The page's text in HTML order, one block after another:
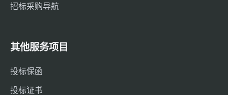
招标采购导航
其他服务项目
投标保函
投标证书